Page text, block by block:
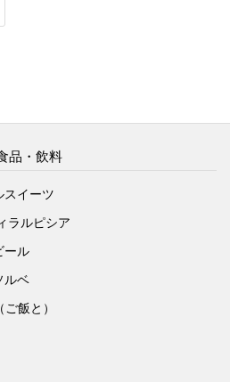
品・飲料
スイーツ
ラルピシア
ール
ルベ
飯と）